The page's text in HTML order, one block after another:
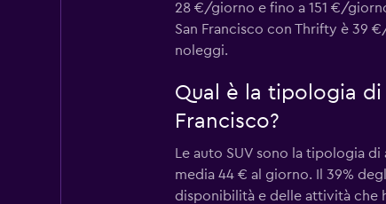
28 €/giorno e fino a 151 €/
San Francisco con Thrifty è 39
noleggi.
Qual è la tipologia
Francisco?
Le auto SUV sono la tipologia
media 44 € al giorno. Il 39%
disponibilità e delle attività che